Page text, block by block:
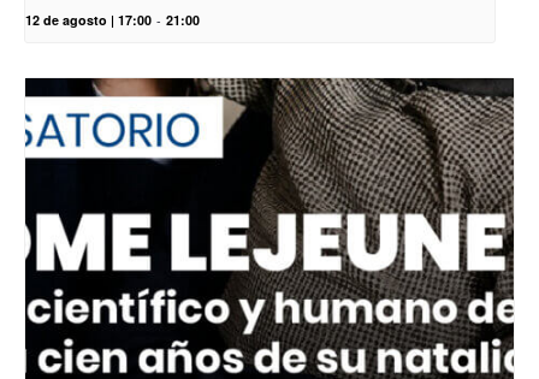
12 de agosto | 17:00 - 21:00